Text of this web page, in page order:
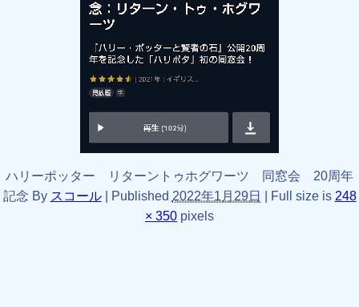
ハリーポッター リターントゥホグワーツ 同窓会 20周年
記念 By スコール Published 2022年1月29日 Full size is 248
× 350 pixels